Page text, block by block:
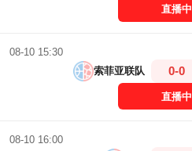
直播中
08-10 15:30
索菲亚联队
0-0
直播中
08-10 16:00